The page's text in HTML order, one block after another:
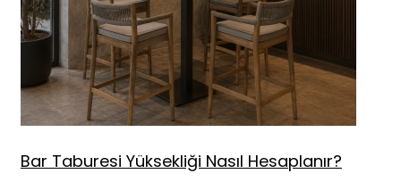
Bar Taburesi Yüksekliği Nasıl Hesaplanır?